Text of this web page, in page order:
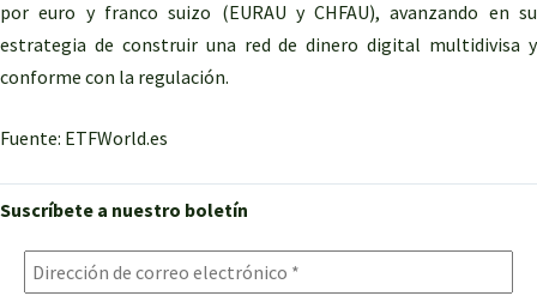
por euro y franco suizo (EURAU y CHFAU), avanzando en su
estrategia de construir una red de dinero digital multidivisa y
conforme con la regulación.
Fuente: ETFWorld.es
Suscríbete a nuestro boletín